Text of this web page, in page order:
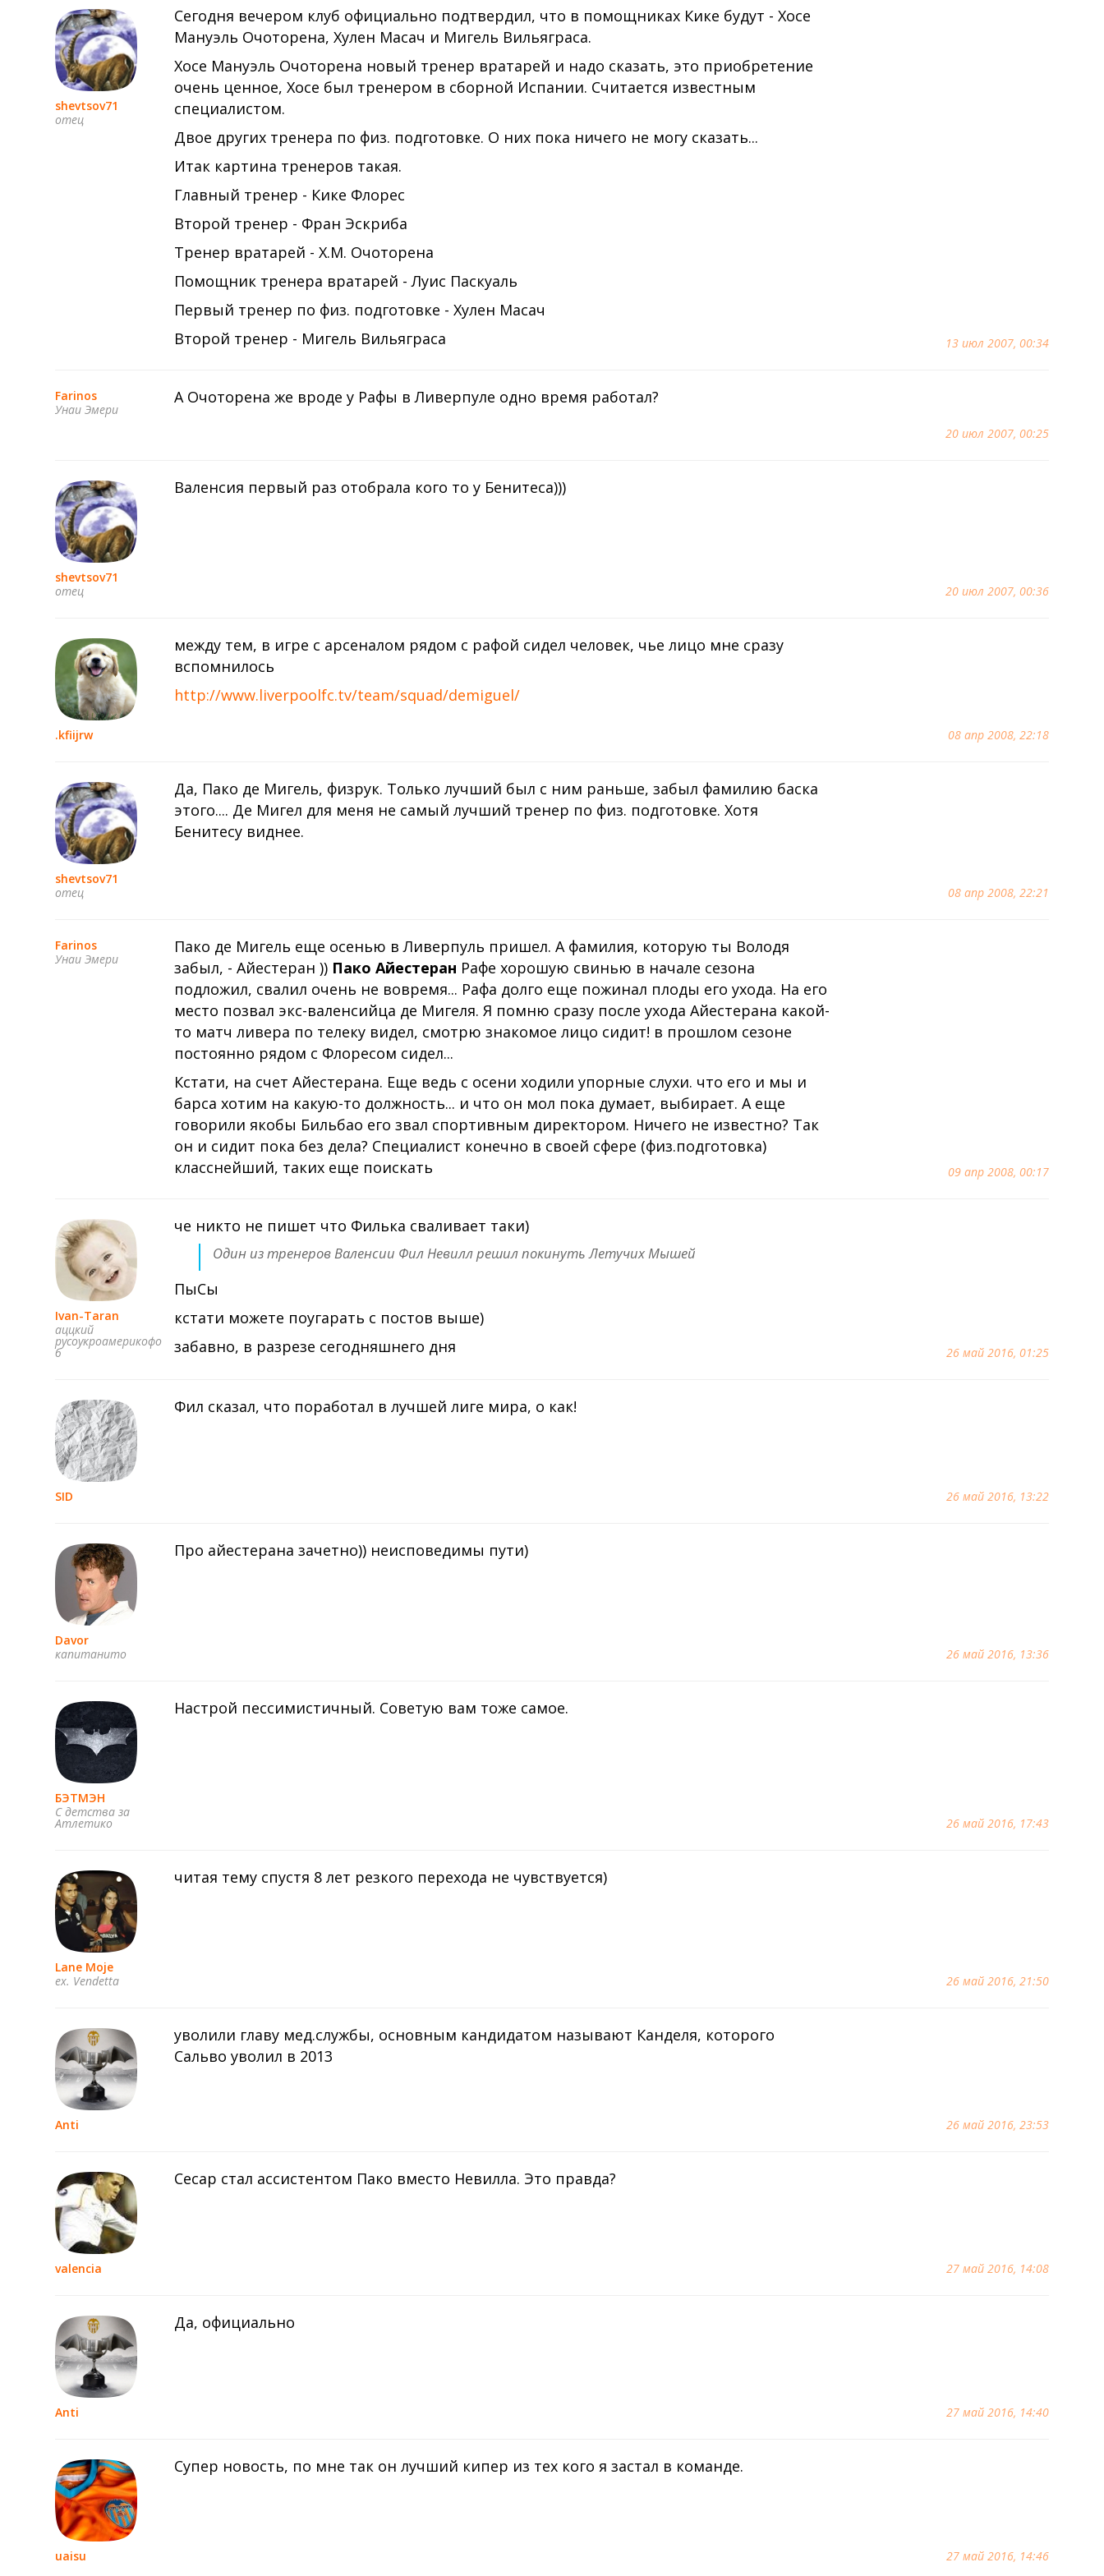
shevtsov71
отец
13 июл 2007, 00:34
Сегодня вечером клуб официально подтвердил, что в помощниках Кике будут - Хосе
Мануэль Очоторена, Хулен Масач и Мигель Вильяграса.
Хосе Мануэль Очоторена новый тренер вратарей и надо сказать, это приобретение
очень ценное, Хосе был тренером в сборной Испании. Считается известным
специалистом.
Двое других тренера по физ. подготовке. О них пока ничего не могу сказать...
Итак картина тренеров такая.
Главный тренер - Кике Флорес
Второй тренер - Фран Эскриба
Тренер вратарей - Х.М. Очоторена
Помощник тренера вратарей - Луис Паскуаль
Первый тренер по физ. подготовке - Хулен Масач
Второй тренер - Мигель Вильяграса
Farinos
Унаи Эмери
20 июл 2007, 00:25
А Очоторена же вроде у Рафы в Ливерпуле одно время работал?
shevtsov71
отец
20 июл 2007, 00:36
Валенсия первый раз отобрала кого то у Бенитеса)))
.kfiijrw 08 апр 2008, 22:18
между тем, в игре с арсеналом рядом с рафой сидел человек, чье лицо мне сразу
вспомнилось
http://www.liverpoolfc.tv/team/squad/demiguel/
shevtsov71
отец
08 апр 2008, 22:21
Да, Пако де Мигель, физрук. Только лучший был с ним раньше, забыл фамилию баска
этого.... Де Мигел для меня не самый лучший тренер по физ. подготовке. Хотя
Бенитесу виднее.
Farinos
Унаи Эмери
09 апр 2008, 00:17
Пако де Мигель еще осенью в Ливерпуль пришел. А фамилия, которую ты Володя
забыл, - Айестеран )) Пако Айестеран Рафе хорошую свинью в начале сезона
подложил, свалил очень не вовремя... Рафа долго еще пожинал плоды его ухода. На его
место позвал экс-валенсийца де Мигеля. Я помню сразу после ухода Айестерана какой-
то матч ливера по телеку видел, смотрю знакомое лицо сидит! в прошлом сезоне
постоянно рядом с Флоресом сидел...
Кстати, на счет Айестерана. Еще ведь с осени ходили упорные слухи. что его и мы и
барса хотим на какую-то должность... и что он мол пока думает, выбирает. А еще
говорили якобы Бильбао его звал спортивным директором. Ничего не известно? Так
он и сидит пока без дела? Специалист конечно в своей сфере (физ.подготовка)
класснейший, таких еще поискать
Ivan-Taran
аццкий
русоукроамерикофо
б 26 май 2016, 01:25
че никто не пишет что Филька сваливает таки)
Один из тренеров Валенсии Фил Невилл решил покинуть Летучих Мышей
ПыСы
кстати можете поугарать с постов выше)
забавно, в разрезе сегодняшнего дня
SID 26 май 2016, 13:22
Фил сказал, что поработал в лучшей лиге мира, о как!
Davor
капитанито
26 май 2016, 13:36
Про айестерана зачетно)) неисповедимы пути)
БЭТМЭН
С детства за
Атлетико 26 май 2016, 17:43
Настрой пессимистичный. Советую вам тоже самое.
Lane Moje
ex. Vendetta
26 май 2016, 21:50
читая тему спустя 8 лет резкого перехода не чувствуется)
Anti 26 май 2016, 23:53
уволили главу мед.службы, основным кандидатом называют Канделя, которого
Сальво уволил в 2013
valencia 27 май 2016, 14:08
Сесар стал ассистентом Пако вместо Невилла. Это правда?
Anti 27 май 2016, 14:40
Да, официально
uaisu 27 май 2016, 14:46
Супер новость, по мне так он лучший кипер из тех кого я застал в команде.